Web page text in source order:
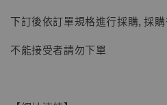
下訂後依訂單規格進行採購, 採
不能接受者請勿下單